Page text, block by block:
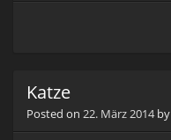
Katze
Posted on 22. März 2014by